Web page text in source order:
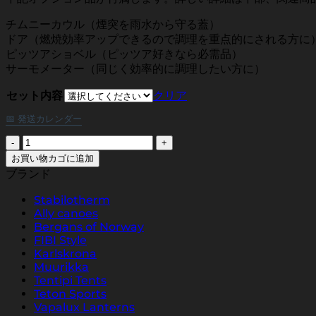
チムニーカウル（煙突を雨水から守る蓋）
ドア（燃焼効率アップできるので調理を重点的にされる方に
ピッツアショベル（ピッツア好きなら必需品）
サーモメーター（同じく効率的に調理したい方に）
セット内容
クリア
📅 発送カレンダー
ウ
ェ
ル
フ
レ
ー
ア
ウ
ド
ア
お買い物カゴに追加
ブランド
Stabilotherm
Ally canoes
Bergans of Norway
FIBI Style
Karlskrona
Muurikka
Tentipi Tents
Teton Sports
Vapalux Lanterns